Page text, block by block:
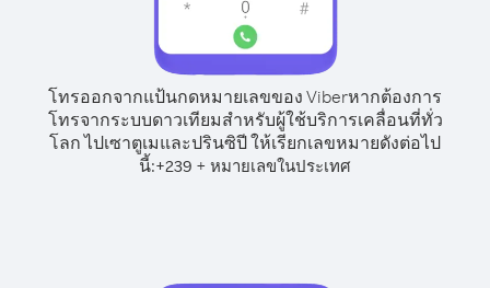
โทรออกจากแป้นกดหมายเลขของ Viberหากต้องการ
โทรจากระบบดาวเทียมสำหรับผู้ใช้บริการเคลื่อนที่ทั่ว
โลก ไปเซาตูเมและปรินซิปี ให้เรียกเลขหมายดังต่อไป
นี้:+239 + หมายเลขในประเทศ